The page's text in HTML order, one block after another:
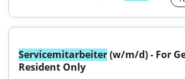
Servicemitarbeiter (w/m/d) - For
Resident Only